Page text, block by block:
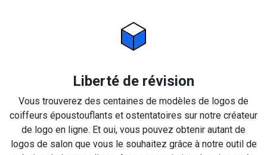
Liberté de révision
Vous trouverez des centaines de modèles de logos de
coiffeurs époustouflants et ostentatoires sur notre créateur
de logo en ligne. Et oui, vous pouvez obtenir autant de
logos de salon que vous le souhaitez grâce à notre outil de